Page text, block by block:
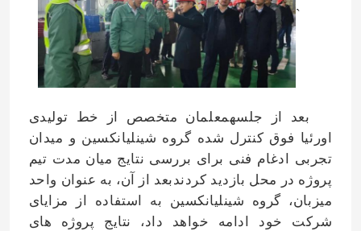
ملامینه
اوره درجه خودرو
پلاستیک POM
`
بعد از جلسهمعلمان متخصص از خط تولیدی
اورئیا فوق کنترل شده گروه شینلیانکسین و میدان
تجربی ادغام فنی برای بررسی نتایج میان مدت تیم
پروژه در محل بازدید کردندبعد از آن، به عنوان واحد
میزبان، گروه شینلیانکسین به استفاده از مزایای
شرکت خود ادامه خواهد داد، نتایج پروژه های